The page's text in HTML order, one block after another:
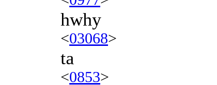
hwhy
<03068>
ta
<0853>